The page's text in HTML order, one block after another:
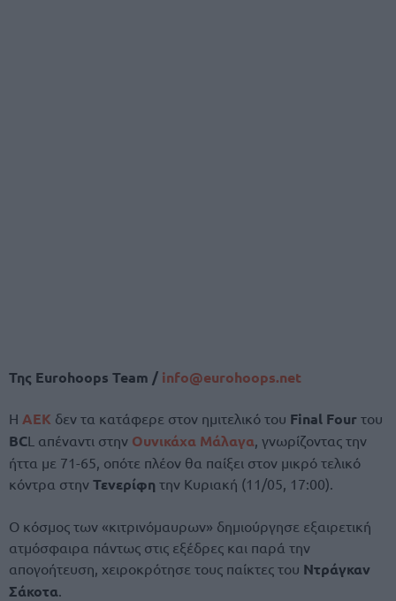
Της Eurohoops Team / info@eurohoops.net
Η ΑΕΚ δεν τα κατάφερε στον ημιτελικό του Final Four του
BCL απέναντι στην Ουνικάχα Μάλαγα, γνωρίζοντας την
ήττα με 71-65, οπότε πλέον θα παίξει στον μικρό τελικό
κόντρα στην Τενερίφη την Κυριακή (11/05, 17:00).
Ο κόσμος των «κιτρινόμαυρων» δημιούργησε εξαιρετική
ατμόσφαιρα πάντως στις εξέδρες και παρά την
απογοήτευση, χειροκρότησε τους παίκτες του Ντράγκαν
Σάκοτα